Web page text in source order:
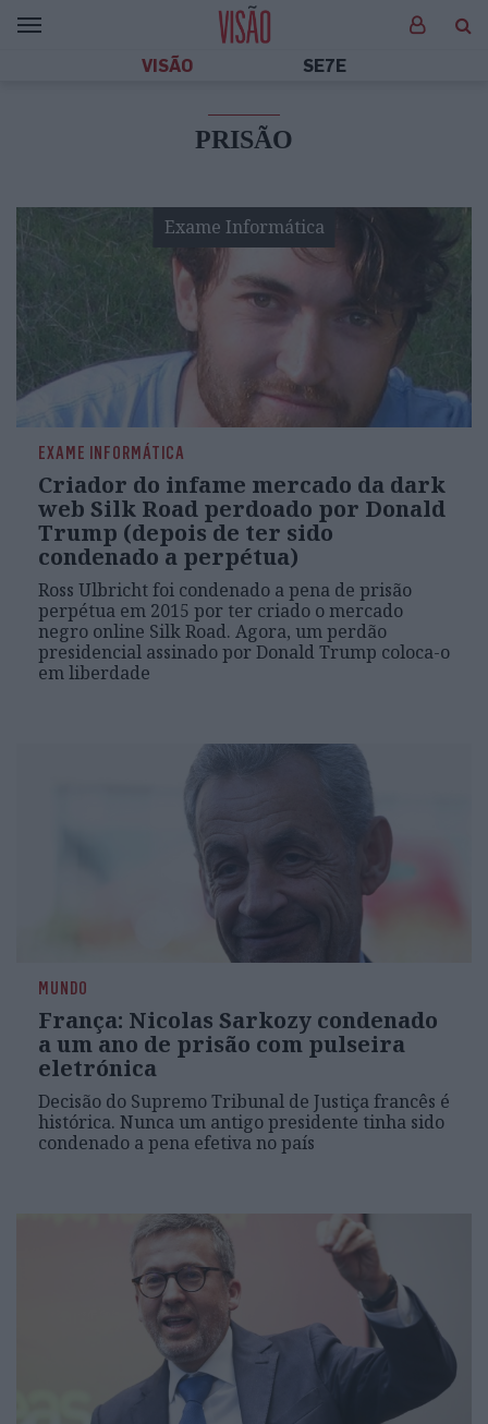
VISÃO SE7E
PRISÃO
Exame Informática
EXAME INFORMÁTICA
Criador do infame mercado da dark
web Silk Road perdoado por Donald
Trump (depois de ter sido
condenado a perpétua)
Ross Ulbricht foi condenado a pena de prisão
perpétua em 2015 por ter criado o mercado
negro online Silk Road. Agora, um perdão
presidencial assinado por Donald Trump coloca-o
em liberdade
MUNDO
França: Nicolas Sarkozy condenado
a um ano de prisão com pulseira
eletrónica
Decisão do Supremo Tribunal de Justiça francês é
histórica. Nunca um antigo presidente tinha sido
condenado a pena efetiva no país